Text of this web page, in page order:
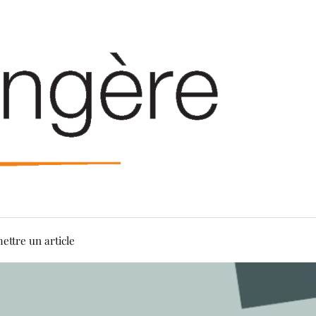
un article